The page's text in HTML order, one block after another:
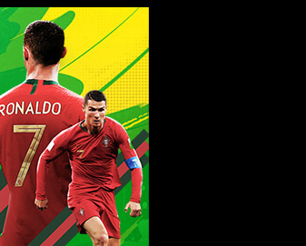
我们 联系我们